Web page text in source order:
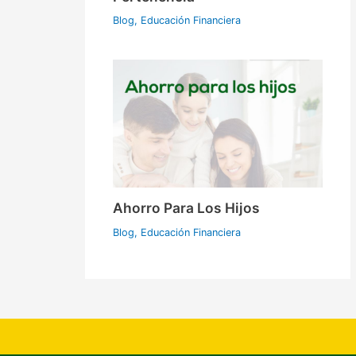
Blog, Educación Financiera
Ahorro Para Los Hijos
Blog, Educación Financiera